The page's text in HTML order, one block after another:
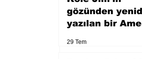
gözünden
yazılan bir
29 Tem